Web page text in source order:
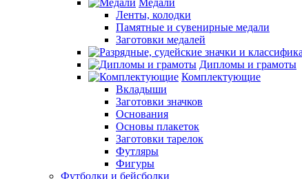
Медали
Ленты, колодки
Памятные и сувенирные медали
Заготовки медалей
Дипломы и грамоты
Комплектующие
Вкладыши
Заготовки значков
Основания
Основы плакеток
Заготовки тарелок
Футляры
Фигуры
Футболки и бейсболки